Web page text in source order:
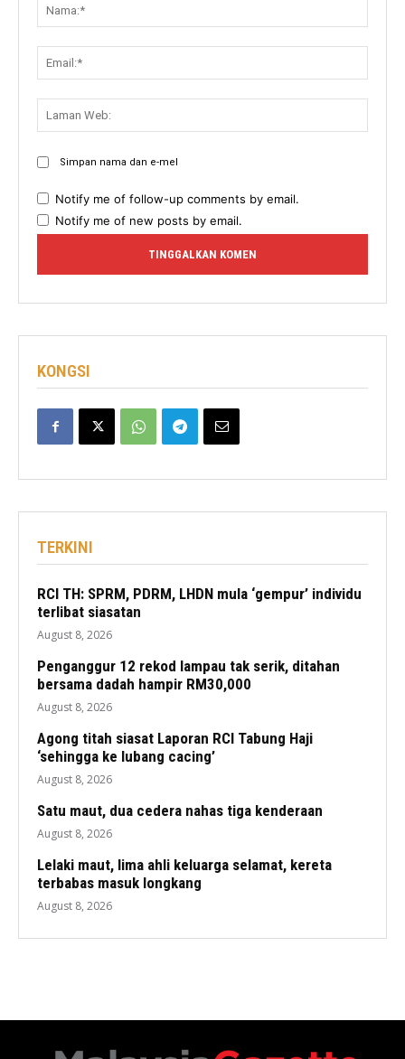
Simpan nama dan e-mel
Notify me of follow-up comments by email.
Notify me of new posts by email.
KONGSI
TERKINI
RCI TH: SPRM, PDRM, LHDN mula ‘gempur’ individu
terlibat siasatan
August 8, 2026
Penganggur 12 rekod lampau tak serik, ditahan
bersama dadah hampir RM30,000
August 8, 2026
Agong titah siasat Laporan RCI Tabung Haji
‘sehingga ke lubang cacing’
August 8, 2026
Satu maut, dua cedera nahas tiga kenderaan
August 8, 2026
Lelaki maut, lima ahli keluarga selamat, kereta
terbabas masuk longkang
August 8, 2026